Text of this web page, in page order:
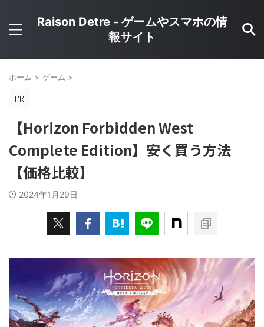
Raison Detre - ゲームやスマホの情
報サイト
ホーム > ゲーム >
【Horizon Forbidden West
Complete Edition】安く買う方法
【価格比較】
2024年1月29日